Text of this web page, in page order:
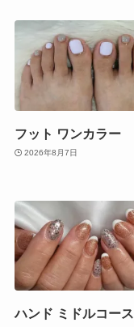
フット ワンカラー
2026年8月7日
ハンド ミドルコース